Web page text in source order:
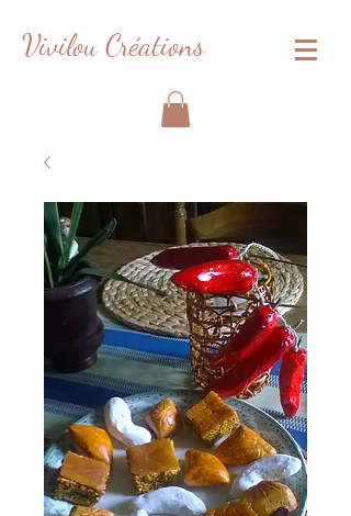
Vivilou Créations